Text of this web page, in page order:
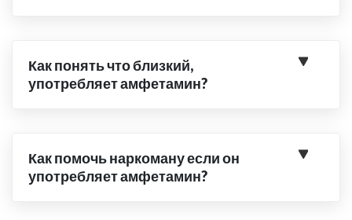
Как понять что близкий,
употребляет амфетамин?
Как помочь наркоману если он
употребляет амфетамин?